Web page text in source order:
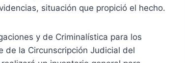
situación que propició el hecho.
y de Criminalística para los
de la Circunscripción Judicial del